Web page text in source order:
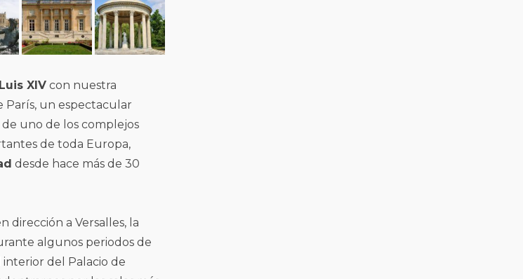
XIVcon nuestra
París, un espectacular
uno de los complejos
de toda Europa,
desde hace más de 30
dirección a Versalles, la
algunos periodos de
interior del Palacio de